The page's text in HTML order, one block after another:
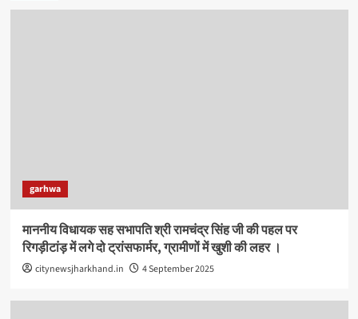
garhwa
माननीय विधायक सह सभापति श्री रामचंद्र सिंह जी की पहल पर
रिगड़ीटांड़ में लगे दो ट्रांसफार्मर, ग्रामीणों में खुशी की लहर ।
citynewsjharkhand.in 4 September 2025